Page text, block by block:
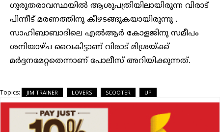
ഗുരുതരാവസ്ഥയില്‍ ആശുപത്രിയിലായിരുന്ന വിരാട്
പിന്നീട് മരണത്തിനു കീഴടങ്ങുകയായിരുന്നു .
സാഹിബാബാദിലെ എല്‍ആര്‍ കോളജിനു സമീപം
ശനിയാഴ്ച വൈകിട്ടാണ് വിരാട് മിശ്രയ്ക്ക്
മര്‍ദ്ദനമേറ്റതെന്നാണ് പോലീസ് അറിയിക്കുന്നത്.
Topics: JIM TRAINER LOVERS SCOOTER UP